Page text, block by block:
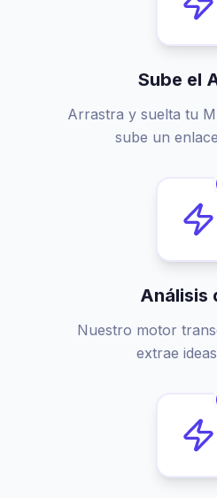
Sube el
Arrastra y suelta tu
sube un
Análisis
Nuestro motor
extrae